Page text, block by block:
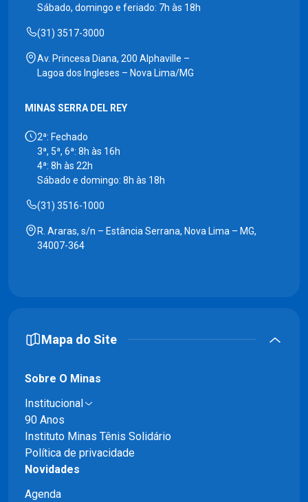
Sábado, domingo e feriado: 7h às 18h
(31) 3517-3000
Av. Princesa Diana, 200 Alphaville –
Lagoa dos Ingleses – Nova Lima/MG
MINAS SERRA DEL REY
2ª: Fechado
3ª, 5ª, 6ª: 8h às 16h
4ª: 8h às 22h
Sábado e domingo: 8h às 18h
(31) 3516-1000
R. Araras, s/n – Estância Serrana, Nova Lima – MG,
34007-364
Mapa do Site
Sobre O Minas
Institucional
90 Anos
Instituto Minas Tênis Solidário
Política de privacidade
Novidades
Agenda